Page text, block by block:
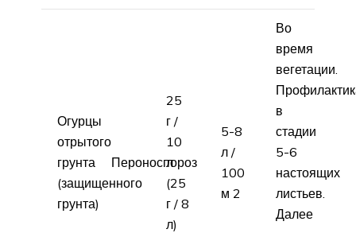
Огурцы
отрытого
грунта
(защищенного
грунта)
Пероноспороз
25
г /
10
л
(25
г / 8
л)
5-8
л /
100
м 2
Во
время
вегетации.
в
стадии
5-6
настоящих
листьев.
Далее